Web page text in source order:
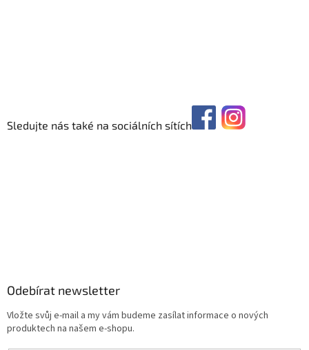
Sledujte nás také na sociálních sítích
Odebírat newsletter
Vložte svůj e-mail a my vám budeme zasílat informace o nových
produktech na našem e-shopu.